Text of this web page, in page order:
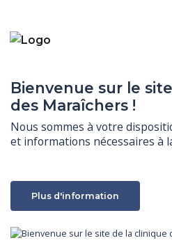
Bienvenue sur le
des Maraîchers !
Nous sommes à votre
et informations nécessaires à
Plus d'information